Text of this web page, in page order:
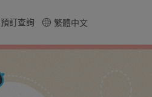
預訂查詢 繁體中文